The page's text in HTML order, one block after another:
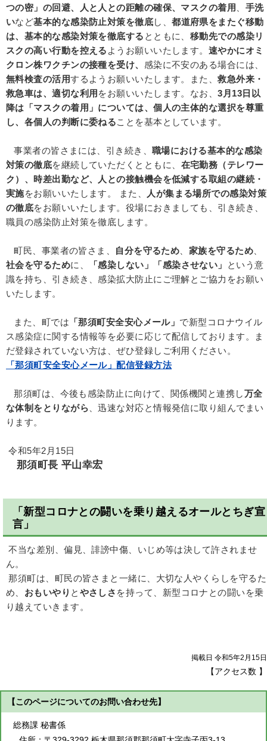
つの密」の回避、人と人との距離の確保、マスクの着用
手洗
いなど基本的な感染防止対策を徹底し、都道府県をまたぐ移動
は、基本的な感染対策を徹底する とともに、 移動先での感染リ
スクの高い行動を控える ようお願いいたします。 速やかにオミ
クロン株ワクチンの接種を受け、 感染に不安のある場合には、
無料検査の活用するようお願いいたします。また、救急外来・
救急車は、適切な利用 をお願いいたします。なお、3月13日以
降は「マスクの着用」については、個人の主体的な選択を尊重
し、各個人の判断に委ねることを基本としています。
事業者の皆さまには、引き続き、職場における基本的な感染
対策の徹底を継続していただくとともに、 在宅勤務（テレワー
ク）、時差出勤など、人との接触機会を低減する取組の継続・
実施をお願いいたします。 また、
人が集まる場所での感染対策
の徹底をお願いいたします。役場におきましても、引き続き、
職員の感染防止対策を徹底します。
町民、事業者の皆さま、 自分を守るため 家族を守るため
社会を守るために、 「感染しない」「感染させない」
という意
識を持ち、引き続き、感染拡大防止にご理解とご協力をお願い
いたします。
また、町では 「那須町安全安心メール」 で新型コロナウイル
ス感染症に関する情報等を必要に応じて配信しております。ま
だ登録されていない方は、ぜひ登録しご利用ください。
「那須町安全安心メール」配信登録方法
那須町は、今後も感染防止に向けて、関係機関と連携し万全
な体制をとりながら 、迅速な対応と情報発信に取り組んでまい
ります。
令和5年2月15日
那須町長 平山幸宏
「新型コロナとの闘いを乗り越えるオールとちぎ宣
言」
不当な差別、偏見、誹謗中傷、いじめ等は決して許されませ
ん。
那須町は、町民の皆さまと一緒に、大切な人やくらしを守るた
め、 おもいやり と やさしさ を持って、新型コロナとの闘いを乗
り越えていきます。
掲載日 令和5年2月15日
【アクセス数 】
【このページについてのお問い合わせ先】
総務課 秘書係